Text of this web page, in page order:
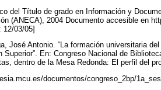
del Título de grado en Información y
(ANECA), 2004 Documento accesible en
12/03/05]
José Antonio. “La formación universitaria
Superior”. En: Congreso Nacional de
dentro de la Mesa Redonda: El perfil del
documentos/congreso_2bp/